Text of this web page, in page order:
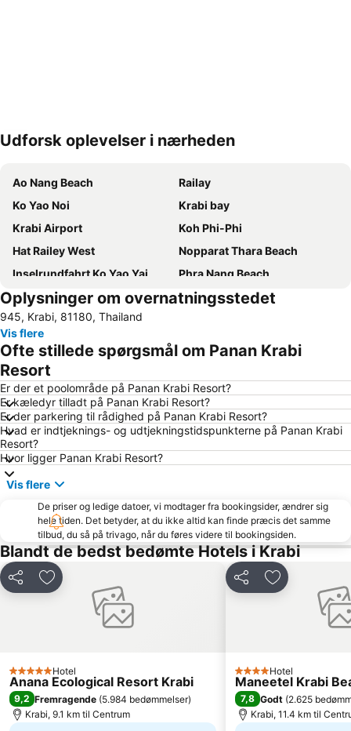
Udvid kort
Udforsk oplevelser i nærheden
Ao Nang Beach
Railay
Ko Yao Noi
Krabi bay
Krabi Airport
Koh Phi-Phi
Hat Railey West
Nopparat Thara Beach
Inselrundfahrt Ko Yao Yai
Phra Nang Beach
Phra Ae Beach
Ton Sai Bay
Ba Kan Tiang Beach
Ko Hong
Monkey Beach
Hat Railey East
Namtok Ron Khlong Thom
Ko Khai
Khao Phing Kan - James Bond Island
Tham Phra Nang
KonTiki
Hat Ton Sai
Bamboo Island
Had Chong Lad
Koh Tapu
Muay Thai Stadium
Esa & Ped Massage
Sumate Koh Lanta Yai Safari
Hat Pasai
Rang Yai Island
Atlantis Diving
Oplysninger om overnatningsstedet
945, Krabi, 81180, Thailand
Vis flere
Ofte stillede spørgsmål om Panan Krabi
Resort
Er der et poolområde på Panan Krabi Resort?
Er kæledyr tilladt på Panan Krabi Resort?
Er der parkering til rådighed på Panan Krabi Resort?
Hvad er indtjeknings- og udtjekningstidspunkterne på Panan Krabi
Resort?
Hvor ligger Panan Krabi Resort?
Vis flere
De priser og ledige datoer, vi modtager fra bookingsider, ændrer sig
hele tiden. Det betyder, at du ikke altid kan finde præcis det samme
tilbud, du så på trivago, når du føres videre til bookingsiden.
Blandt de bedst bedømte Hotels i Krabi
Del Føj til favoritter
5 StjernerHotel
Anana Ecological Resort Krabi
9,2 Fremragende (5.984 bedømmelser)
Krabi, 9.1 km til Centrum
Del Føj til
4 Stjerner
Hotel
Maneetel Krabi
7,8 Godt (2.625
Krabi, 11.4 km til